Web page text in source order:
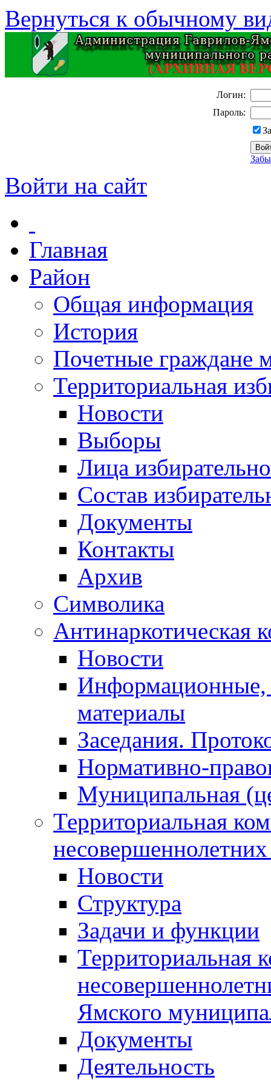
Вернуться к обычному
Логин:
Пароль:
Войти на сайт
Главная
Район
Общая информация
История
Почетные граждане
Территориальная
Новости
Выборы
Лица
Состав
Документы
Контакты
Архив
Символика
Антинаркотическая
Новости
Информационные,
материалы
Заседания.
Нормативно-
Муниципальная
Территориальная
Новости
Структура
Задачи и функции
Территориальная
Ямского
Документы
Деятельность